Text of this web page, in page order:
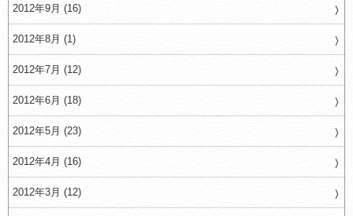
2012年9月 (16)
2012年8月 (1)
2012年7月 (12)
2012年6月 (18)
2012年5月 (23)
2012年4月 (16)
2012年3月 (12)